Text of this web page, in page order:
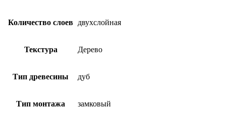
Количество слоев двухслойная
Текстура Дерево
Тип древесины дуб
Тип монтажа замковый